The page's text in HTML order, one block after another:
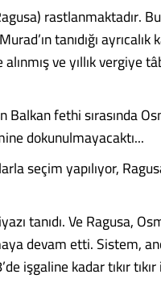
rastlanmaktadır.
tanıdığı ayrıcalık
ve yıllık vergiye
fethi sırasında
dokunulmayacaktı...
seçim yapılıyor,
tanıdı. Ve Ragusa,
devam etti. Sistem,
işgaline kadar tıkır